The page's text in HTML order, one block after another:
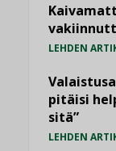
LEHDEN
pitäisi
sitä”
LEHDEN